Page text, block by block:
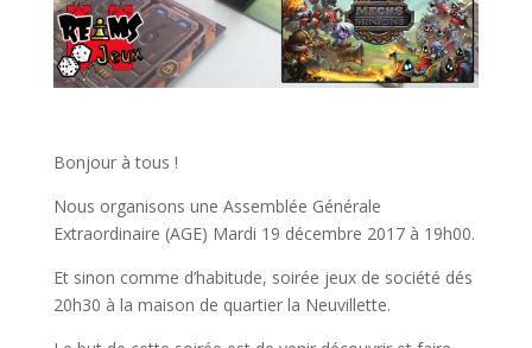
Bonjour à tous !
Nous organisons une Assemblée Générale
Extraordinaire (AGE) Mardi 19 décembre 2017 à 19h00.
Et sinon comme d’habitude, soirée jeux de société dés
20h30 à la maison de quartier la Neuvillette.